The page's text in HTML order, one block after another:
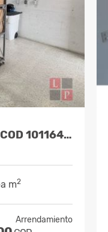
ALQUILER LOCAL ENEA, MANIZALES COD 10116476
m2
Arrendamiento